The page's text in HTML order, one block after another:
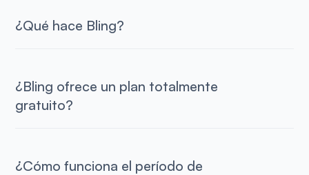
¿Qué hace Bling?
¿Bling ofrece un plan totalmente
gratuito?
¿Cómo funciona el período de